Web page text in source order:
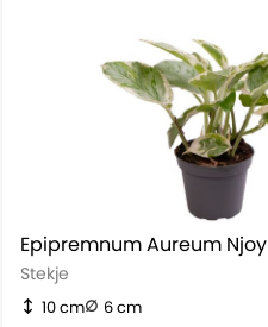
Epipremnum Aureum Njoy
Stekje
10 cm 6 cm